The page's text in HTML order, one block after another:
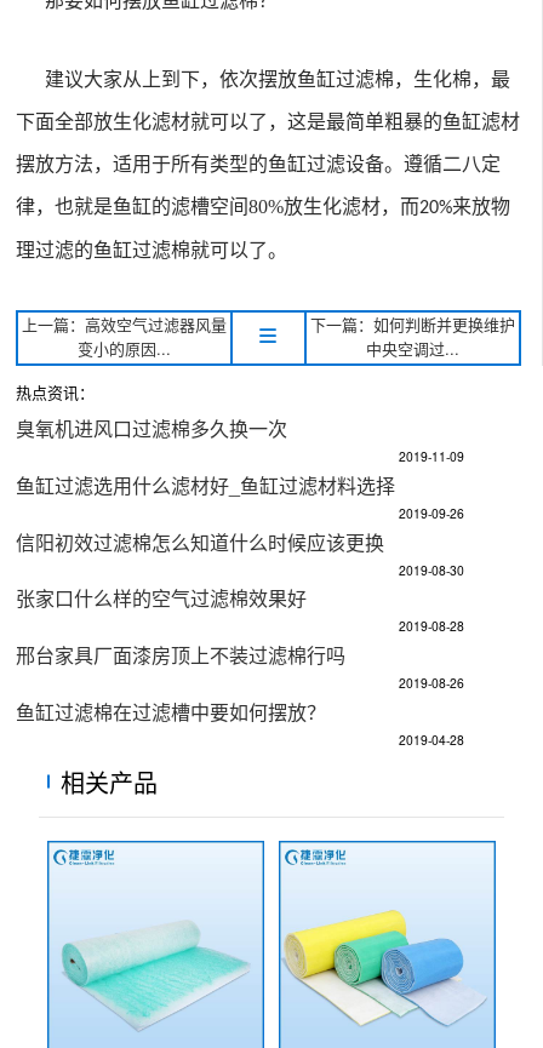
建议大家从上到下，依次摆放鱼缸过滤棉，生化棉，最
下面全部放生化滤材就可以了，这是最简单粗暴的鱼缸滤材
摆放方法，适用于所有类型的鱼缸过滤设备。遵循二八定
律，也就是鱼缸的滤槽空间80%放生化滤材，而20%来放物
理过滤的鱼缸过滤棉就可以了。
上一篇：高效空气过滤器风量
变小的原因...
下一篇：如何判断并更换维护
中央空调过...
热点资讯：
臭氧机进风口过滤棉多久换一次
2019-11-09
鱼缸过滤选用什么滤材好_鱼缸过滤材料选择
2019-09-26
信阳初效过滤棉怎么知道什么时候应该更换
2019-08-30
张家口什么样的空气过滤棉效果好
2019-08-28
邢台家具厂面漆房顶上不装过滤棉行吗
2019-08-26
鱼缸过滤棉在过滤槽中要如何摆放？
2019-04-28
相关产品